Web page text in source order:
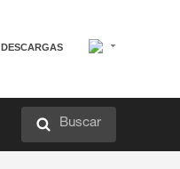
DESCARGAS
Buscar